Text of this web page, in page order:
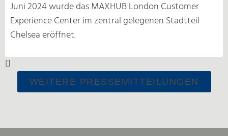
Juni 2024 wurde das MAXHUB London Customer
Experience Center im zentral gelegenen Stadtteil
Chelsea eröffnet.
WEITERE PRESSEMITTEILUNGEN